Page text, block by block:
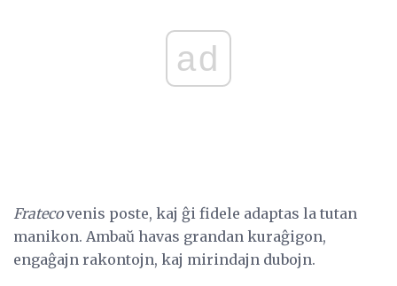
ad
Fratecovenis poste, kaj ĝi fidele adaptas la tutan
manikon. Ambaŭ havas grandan kuraĝigon,
engaĝajn rakontojn, kaj mirindajn dubojn.